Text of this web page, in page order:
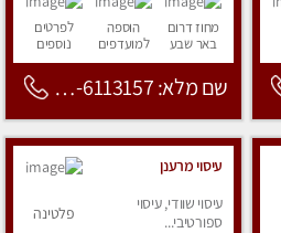
מחוז דרום
באר שבע
הוספה
למועדפים
לפרטים
נוספים
שם מלא: 053-6113157
עיסוי מרענן
עיסוי שוודי, עיסוי
ספורטיבי...
פלטינה